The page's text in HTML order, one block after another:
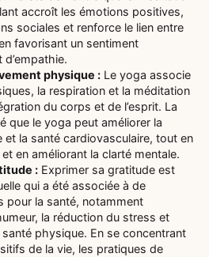
accroît les émotions positives,
sociales et renforce le lien entre
favorisant un sentiment
d’empathie.
physique : Le yoga associe
la respiration et la méditation
du corps et de l’esprit. La
que le yoga peut améliorer la
et la santé cardiovasculaire, tout en
en améliorant la clarté mentale.
: Exprimer sa gratitude est
qui a été associée à de
pour la santé, notamment
la réduction du stress et
santé physique. En se concentrant
de la vie, les pratiques de